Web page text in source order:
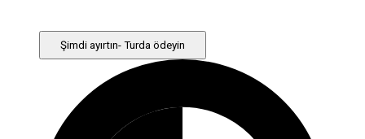
Şimdi ayırtın- Turda ödeyin